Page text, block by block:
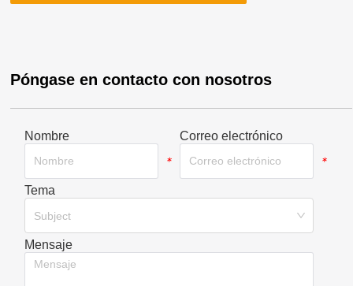
Póngase en contacto con nosotros
Nombre
*
Correo electrónico
*
Tema
Subject
Mensaje